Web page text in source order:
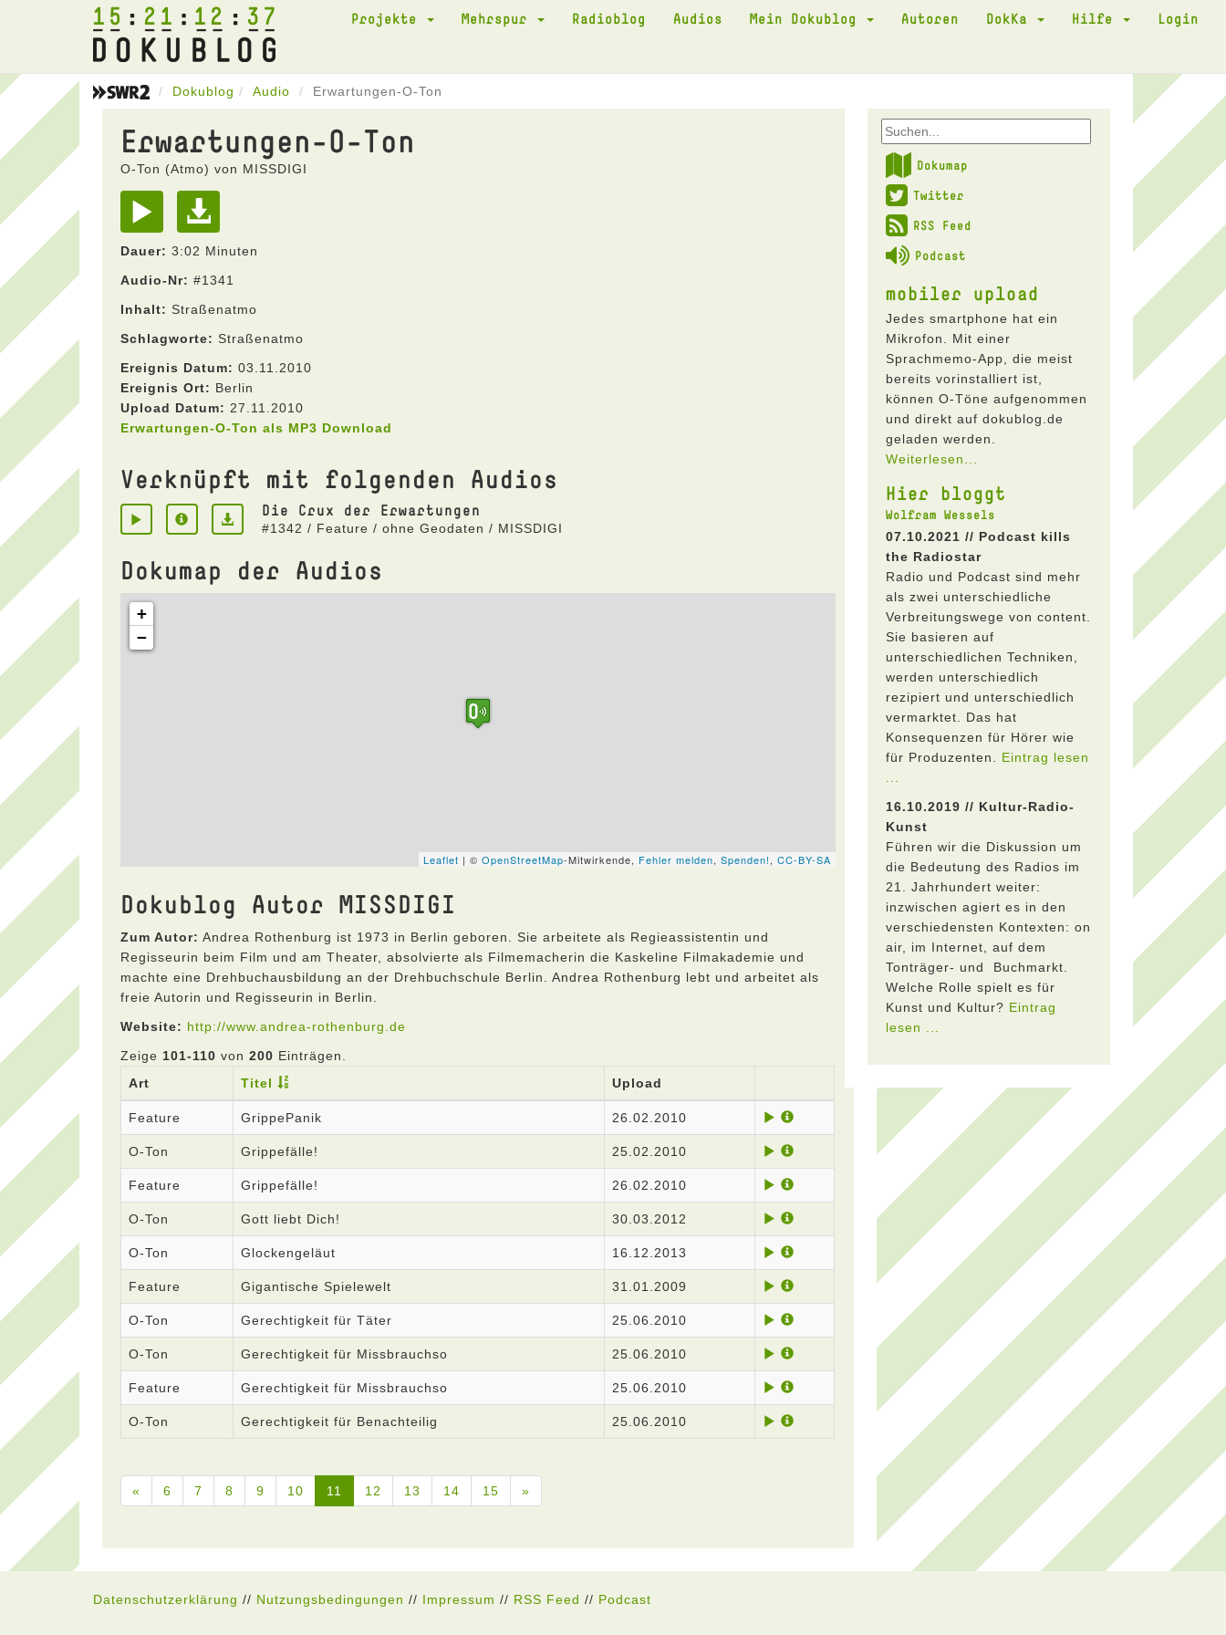
15 21 12 37 Projekte Mehrspur Radioblog Audios Mein Dokublog Autoren DokKa Hilfe Login
Dokublog Audio Erwartungen-O-Ton
Erwartungen-O-Ton
O-Ton (Atmo) von MISSDIGI
Dauer: 3:02 Minuten
Audio-Nr: #1341
Inhalt: Straßenatmo
Schlagworte: Straßenatmo
Ereignis Datum: 03.11.2010
Ereignis Ort: Berlin
Upload Datum: 27.11.2010
Erwartungen-O-Ton als MP3 Download
Verknüpft mit folgenden Audios
Die Crux der Erwartungen
#1342 / Feature / ohne Geodaten / MISSDIGI
Dokumap der Audios
Dokublog Autor MISSDIGI
Zum Autor: Andrea Rothenburg ist 1973 in Berlin geboren. Sie arbeitete als Regieassistentin und
Regisseurin beim Film und am Theater, absolvierte als Filmemacherin die Kaskeline Filmakademie und
machte eine Drehbuchausbildung an der Drehbuchschule Berlin. Andrea Rothenburg lebt und arbeitet als
freie Autorin und Regisseurin in Berlin.
Website: http://www.andrea-rothenburg.de
Zeige 101-110 von 200 Einträgen.
Art
Titel Upload
Feature GrippePanik 26.02.2010
O-Ton Grippefälle! 25.02.2010
Feature Grippefälle! 26.02.2010
O-Ton Gott liebt Dich! 30.03.2012
O-Ton Glockengeläut 16.12.2013
Feature Gigantische Spielewelt 31.01.2009
O-Ton Gerechtigkeit für Täter 25.06.2010
O-Ton Gerechtigkeit für Missbrauchso 25.06.2010
Feature Gerechtigkeit für Missbrauchso 25.06.2010
O-Ton Gerechtigkeit für Benachteilig 25.06.2010
« 6 7 8 9 10 11 12 13 14 15 »
Dokumap
Twitter
RSS Feed
Podcast
mobiler upload
Jedes smartphone hat ein
Mikrofon. Mit einer
Sprachmemo-App, die meist
bereits vorinstalliert ist,
können O-Töne aufgenommen
und direkt auf dokublog.de
geladen werden.
Weiterlesen...
Hier bloggt
Wolfram Wessels
07.10.2021 // Podcast kills
the Radiostar
Radio und Podcast sind mehr
als zwei unterschiedliche
Verbreitungswege von content.
Sie basieren auf
unterschiedlichen Techniken,
werden unterschiedlich
rezipiert und unterschiedlich
vermarktet. Das hat
Konsequenzen für Hörer wie
für Produzenten. Eintrag lesen
16.10.2019 // Kultur-Radio-
Kunst
Führen wir die Diskussion um
die Bedeutung des Radios im
21. Jahrhundert weiter:
inzwischen agiert es in den
verschiedensten Kontexten: on
air, im Internet, auf dem
Tonträger- und Buchmarkt.
Welche Rolle spielt es für
Kunst und Kultur? Eintrag
lesen ...
Datenschutzerklärung // Nutzungsbedingungen // Impressum // RSS Feed // Podcast